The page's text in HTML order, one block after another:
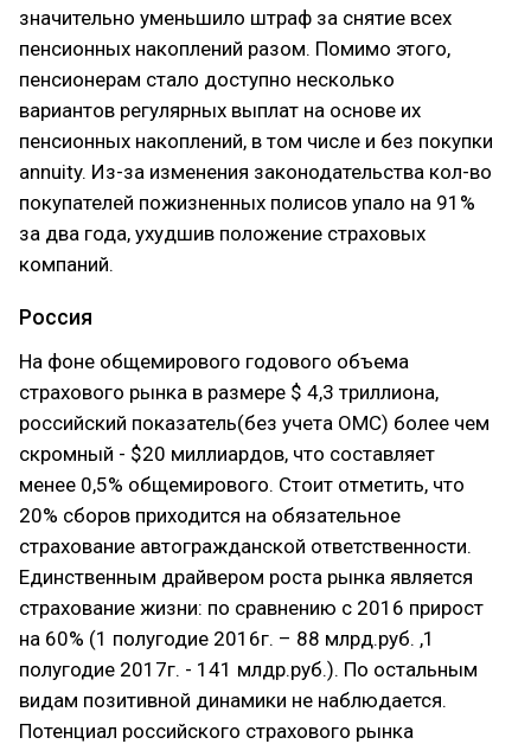
значительно уменьшило штраф за снятие всех
пенсионных накоплений разом. Помимо этого,
пенсионерам стало доступно несколько
вариантов регулярных выплат на основе их
пенсионных накоплений, в том числе и без покупки
annuity. Из-за изменения законодательства кол-во
покупателей пожизненных полисов упало на 91%
за два года, ухудшив положение страховых
компаний.
Россия
На фоне общемирового годового объема
страхового рынка в размере $ 4,3 триллиона,
российский показатель(без учета ОМС) более чем
скромный - $20 миллиардов, что составляет
менее 0,5% общемирового. Стоит отметить, что
20% сборов приходится на обязательное
страхование автогражданской ответственности.
Единственным драйвером роста рынка является
страхование жизни: по сравнению с 2016 прирост
на 60% (1 полугодие 2016г. – 88 млрд.руб. ,1
полугодие 2017г. - 141 млдр.руб.). По остальным
видам позитивной динамики не наблюдается.
Потенциал российского страхового рынка